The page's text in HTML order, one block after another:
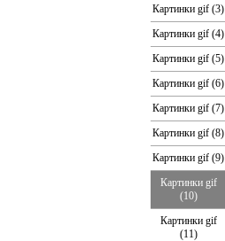
Картинки gif (3)
Картинки gif (4)
Картинки gif (5)
Картинки gif (6)
Картинки gif (7)
Картинки gif (8)
Картинки gif (9)
Картинки gif
(10)
Картинки gif
(11)